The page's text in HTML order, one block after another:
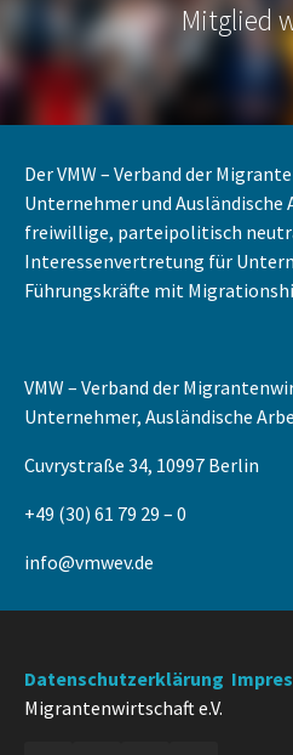
Mitglied
Der VMW – Verband der
Unternehmer und Ausländische
freiwillige, parteipolitisch
Interessenvertretung für
Führungskräfte mit
VMW – Verband der
Unternehmer, Ausländische
Cuvrystraße 34, 10997 Berlin
+49 (30) 61 79 29 – 0
info@vmwev.de
Datenschutzerklärung
Migrantenwirtschaft e.V.